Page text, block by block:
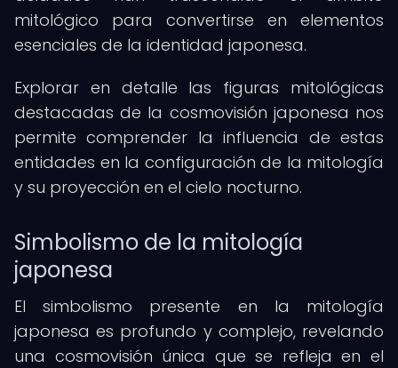
mitológico para convertirse en elementos
esenciales de la identidad japonesa.
Explorar en detalle las figuras mitológicas
destacadas de la cosmovisión japonesa nos
permite comprender la influencia de estas
entidades en la configuración de la mitología
y su proyección en el cielo nocturno.
Simbolismo de la mitología
japonesa
El simbolismo presente en la mitología
japonesa es profundo y complejo, revelando
una cosmovisión única que se refleja en el